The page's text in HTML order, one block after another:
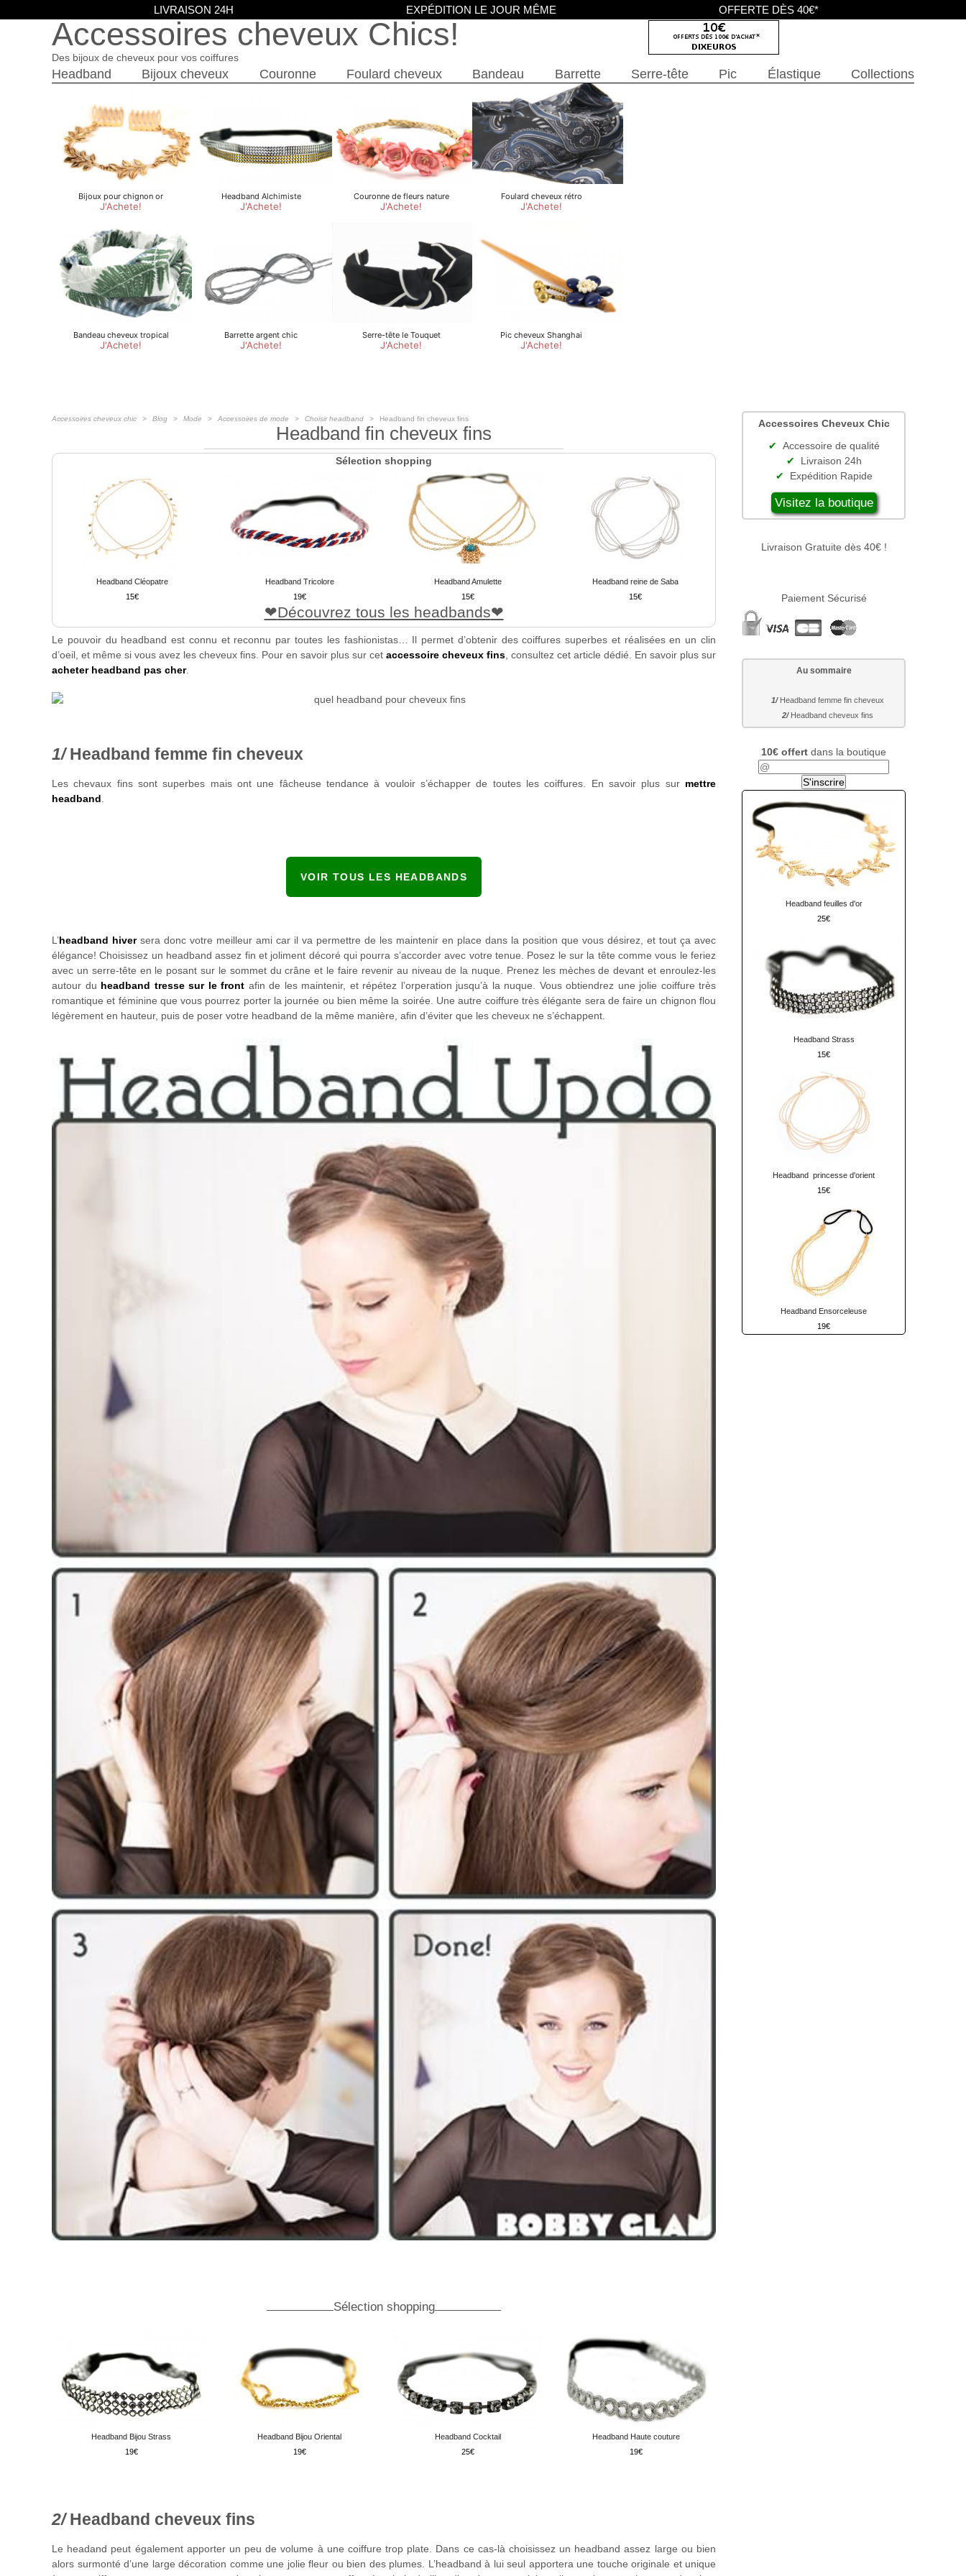
Accessoires cheveux Chics
Des bijoux de cheveux pour vos coiffures
Headband Bijoux cheveux Couronne Foulard cheveux Bandeau Barrette Serre-tête Pic Élastique Collections
Accessoires cheveux chic Blog Mode Accessoires de mode Choisir headband Headband fin cheveux fins
Headband fin cheveux fins
Sélection shopping
Headband Cléopatre
15
Headband Tricolore
19
Headband Amulette
15
Headband reine de Saba
15
Découvrez tous les headbands
Le pouvoir du headband est connu et reconnu par toutes les fashionistas… Il permet d’obtenir des coiffures superbes et réalisées en un clin
d’oeil, et même si vous avez les cheveux fins. Pour en savoir plus sur cet accessoire cheveux fins , consultez cet article dédié. En savoir plus sur
acheter headband pas cher.
Headband femme fin cheveux
Les chevaux fins sont superbes mais ont une fâcheuse tendance à vouloir s’échapper de toutes les coiffures. En savoir plus sur mettre
headband
VOIR TOUS LES HEADBANDS
L’headband hiver sera donc votre meilleur ami car il va permettre de les maintenir en place dans la position que vous désirez, et tout ça avec
élégance! Choisissez un headband assez fin et joliment décoré qui pourra s’accorder avec votre tenue. Posez le sur la tête comme vous le feriez
avec un serre-tête en le posant sur le sommet du crâne et le faire revenir au niveau de la nuque. Prenez les mèches de devant et enroulez-les
autour du headband tresse sur le front afin de les maintenir, et répétez l’orperation jusqu’à la nuque. Vous obtiendrez une jolie coiffure très
romantique et féminine que vous pourrez porter la journée ou bien même la soirée. Une autre coiffure très élégante sera de faire un chignon flou
légèrement en hauteur, puis de poser votre headband de la même manière, afin d’éviter que les cheveux ne s’échappent.
Sélection shopping
Headband Bijou Strass
19
Headband Bijou Oriental
19
Headband Cocktail
25
Headband Haute couture
19
Headband cheveux fins
Le headand peut également apporter un peu de volume à une coiffure trop plate. Dans ce cas-là choisissez un headband assez large ou bien
alors surmonté d’une large décoration comme une jolie fleur ou bien des plumes. L’headband à lui seul apportera une touche originale et unique
Accessoires Cheveux Chic
Accessoire de qualité
Livraison 24h
Expédition Rapide
Visitez la boutique
Livraison Gratuite dès 40€ !
Paiement Sécurisé
Au sommaire
Headband femme fin cheveux
Headband cheveux fins
10€ offert dans la boutique
Headband feuilles d'or
25
Headband Strass
15
Headband princesse d'orient
15
Headband Ensorceleuse
19
LIVRAISON 24H EXPÉDITION LE JOUR MÊME OFFERTE DÈS 40€*